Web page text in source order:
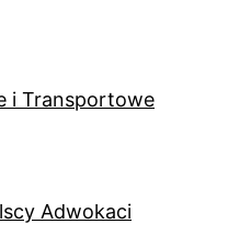
i Transportowe
Adwokaci